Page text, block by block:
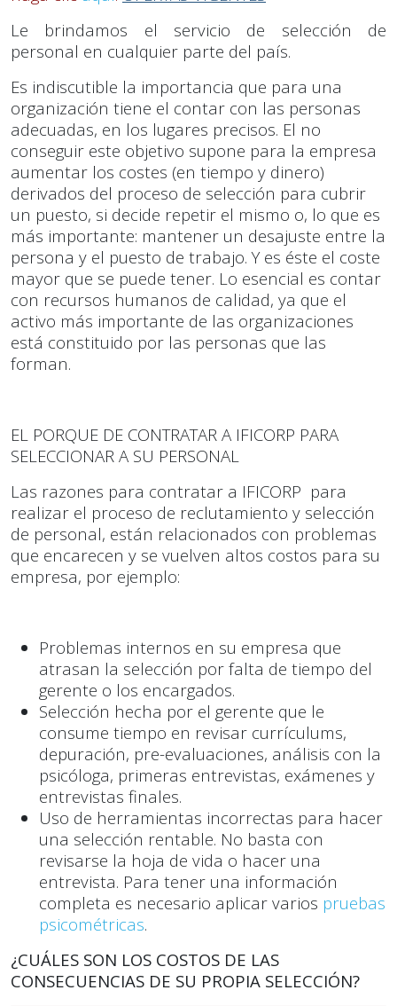
Le brindamos el servicio de selección de
personal en cualquier parte del país.
Es indiscutible la importancia que para una
organización tiene el contar con las personas
adecuadas, en los lugares precisos. El no
conseguir este objetivo supone para la empresa
aumentar los costes (en tiempo y dinero)
derivados del proceso de selección para cubrir
un puesto, si decide repetir el mismo o, lo que es
más importante: mantener un desajuste entre la
persona y el puesto de trabajo. Y es éste el coste
mayor que se puede tener. Lo esencial es contar
con recursos humanos de calidad, ya que el
activo más importante de las organizaciones
está constituido por las personas que las
forman.
EL PORQUE DE CONTRATAR A IFICORP PARA
SELECCIONAR A SU PERSONAL
Las razones para contratar a IFICORP para
realizar el proceso de reclutamiento y selección
de personal, están relacionados con problemas
que encarecen y se vuelven altos costos para su
empresa, por ejemplo:
Problemas internos en su empresa que
atrasan la selección por falta de tiempo del
gerente o los encargados.
Selección hecha por el gerente que le
consume tiempo en revisar currículums,
depuración, pre-evaluaciones, análisis con la
psicóloga, primeras entrevistas, exámenes y
entrevistas finales.
Uso de herramientas incorrectas para hacer
una selección rentable. No basta con
revisarse la hoja de vida o hacer una
entrevista. Para tener una información
completa es necesario aplicar varios pruebas
psicométricas.
¿CUÁLES SON LOS COSTOS DE LAS
CONSECUENCIAS DE SU PROPIA SELECCIÓN?